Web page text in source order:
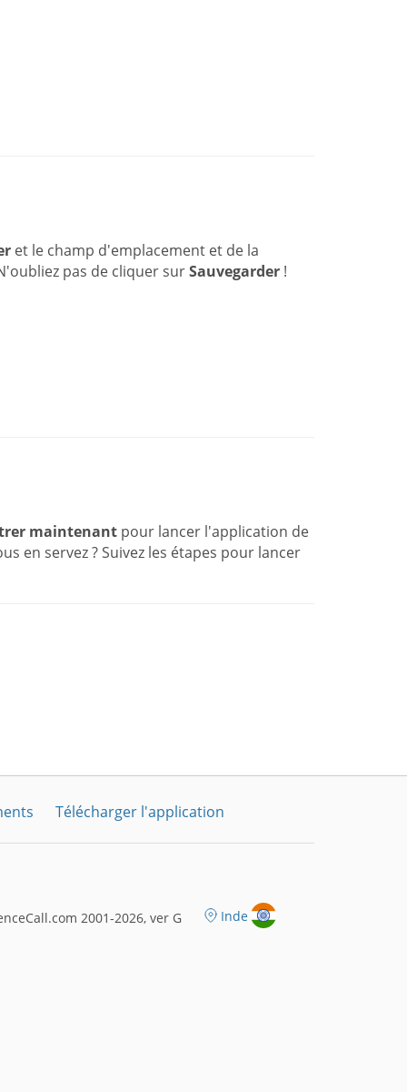
et le champ d'emplacement et de la
pas de cliquer surSauvegarder!
maintenantpour lancer l'application de
en servez ? Suivez les étapes pour lancer
Télécharger l'application
2001-2026, ver G Inde